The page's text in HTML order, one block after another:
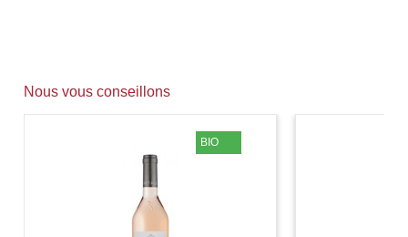
Nous vous conseillons
BIO